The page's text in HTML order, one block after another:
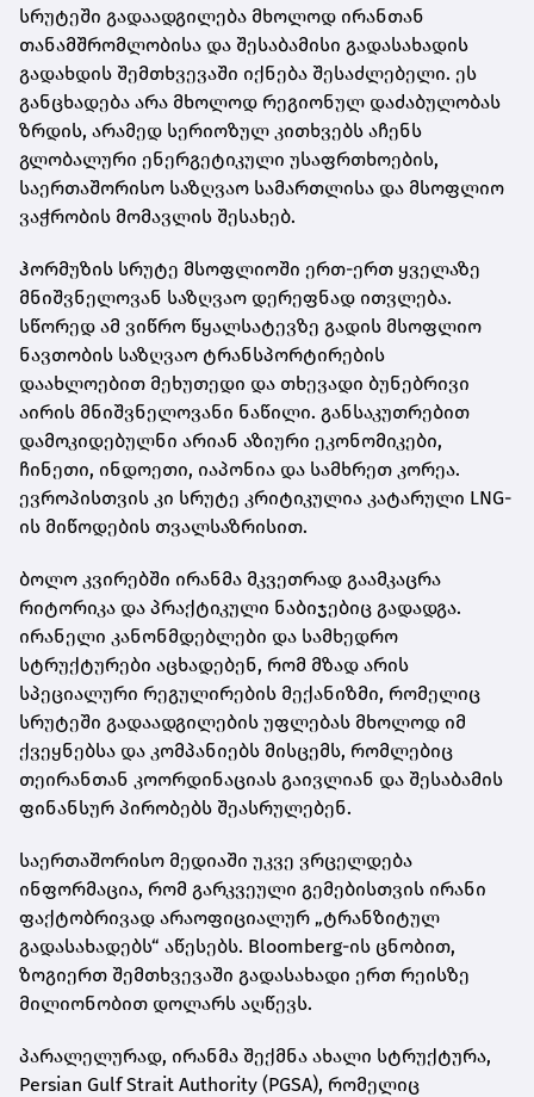
სრუტეში გადაადგილება მხოლოდ ირანთან
თანამშრომლობისა და შესაბამისი გადასახადის
გადახდის შემთხვევაში იქნება შესაძლებელი. ეს
განცხადება არა მხოლოდ რეგიონულ დაძაბულობას
ზრდის, არამედ სერიოზულ კითხვებს აჩენს
გლობალური ენერგეტიკული უსაფრთხოების,
საერთაშორისო საზღვაო სამართლისა და მსოფლიო
ვაჭრობის მომავლის შესახებ.
ჰორმუზის სრუტე მსოფლიოში ერთ-ერთ ყველაზე
მნიშვნელოვან საზღვაო დერეფნად ითვლება.
სწორედ ამ ვიწრო წყალსატევზე გადის მსოფლიო
ნავთობის საზღვაო ტრანსპორტირების
დაახლოებით მეხუთედი და თხევადი ბუნებრივი
აირის მნიშვნელოვანი ნაწილი. განსაკუთრებით
დამოკიდებულნი არიან აზიური ეკონომიკები,
ჩინეთი, ინდოეთი, იაპონია და სამხრეთ კორეა.
ევროპისთვის კი სრუტე კრიტიკულია კატარული LNG-
ის მიწოდების თვალსაზრისით.
ბოლო კვირებში ირანმა მკვეთრად გაამკაცრა
რიტორიკა და პრაქტიკული ნაბიჯებიც გადადგა.
ირანელი კანონმდებლები და სამხედრო
სტრუქტურები აცხადებენ, რომ მზად არის
სპეციალური რეგულირების მექანიზმი, რომელიც
სრუტეში გადაადგილების უფლებას მხოლოდ იმ
ქვეყნებსა და კომპანიებს მისცემს, რომლებიც
თეირანთან კოორდინაციას გაივლიან და შესაბამის
ფინანსურ პირობებს შეასრულებენ.
საერთაშორისო მედიაში უკვე ვრცელდება
ინფორმაცია, რომ გარკვეული გემებისთვის ირანი
ფაქტობრივად არაოფიციალურ „ტრანზიტულ
გადასახადებს“ აწესებს. Bloomberg-ის ცნობით,
ზოგიერთ შემთხვევაში გადასახადი ერთ რეისზე
მილიონობით დოლარს აღწევს.
პარალელურად, ირანმა შექმნა ახალი სტრუქტურა,
Persian Gulf Strait Authority (PGSA), რომელიც